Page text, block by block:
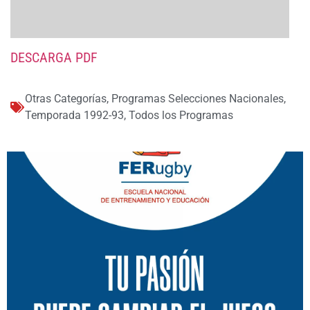
DESCARGA PDF
Otras Categorías, Programas Selecciones Nacionales,
Temporada 1992-93, Todos los Programas